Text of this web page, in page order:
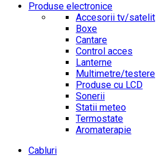
Produse electronice
Accesorii tv/satelit
Boxe
Cantare
Control acces
Lanterne
Multimetre/testere
Produse cu LCD
Sonerii
Statii meteo
Termostate
Aromaterapie
Cabluri